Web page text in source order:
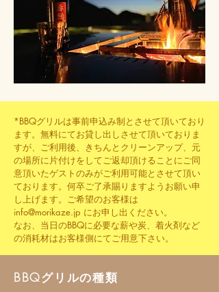
*BBQグリルは事前申込み制とさせて頂いており
ます。無料にてお貸し出しさせて頂いておりま
すが、ご利用後、きちんとクリーンアップ、元
の場所に片付けをしてご返却頂けることにご同
意頂いたゲストのみがご利用可能とさせて頂い
ております。何卒ご了承賜りますようお願い申
し上げます。ご希望のお客様は
info@morikaze.jp にお申し出ください。
なお、当日のBBQに必要な薪や炭、着火剤など
の消耗材はお客様側にてご用意下さい。
BBQグリルの種類